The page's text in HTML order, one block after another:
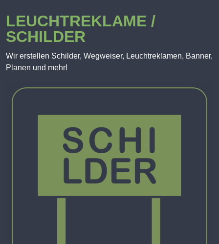
LEUCHTREKLAME /
SCHILDER
Wir erstellen Schilder, Wegweiser, Leuchtreklamen, Banner,
Planen und mehr!